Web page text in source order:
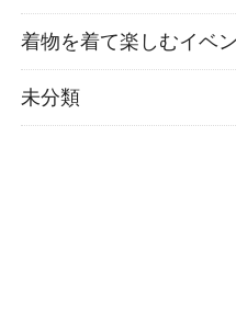
着物を着て楽しむイベ
未分類